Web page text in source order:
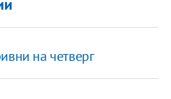
на четверг